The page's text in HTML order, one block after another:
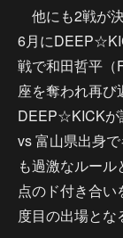
他にも2戦が
6月に
戦で和田哲平（
座を奪われ再び
DEEP☆KICKが
vs 富山県出身
も過激なルー
点のド付き合
度目の出場とな